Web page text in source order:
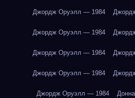
Джордж Оруэлл — 1984
Джордж Оруэлл — 1984
Джордж Оруэлл — 1984
Джордж Оруэлл — 1984
Джордж Оруэлл — 1984